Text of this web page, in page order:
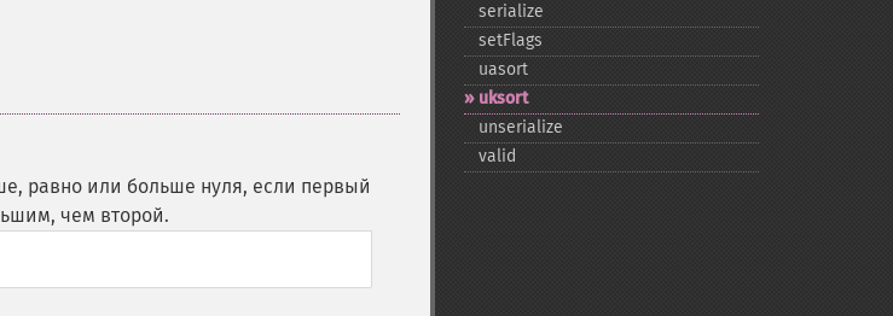
равно или больше нуля, если первый
чем второй.
serialize
setFlags
uasort
uksort
unserialize
valid